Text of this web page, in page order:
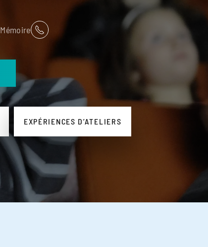
Mémoire
EXPÉRIENCES D’ATELIERS